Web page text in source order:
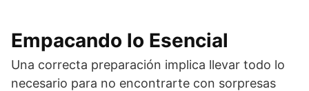
Empacando lo Esencial
Una correcta preparación implica llevar todo lo
necesario para no encontrarte con sorpresas